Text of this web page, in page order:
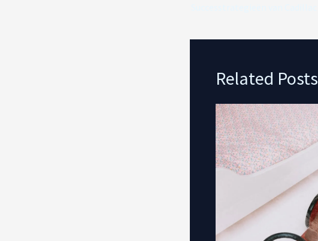
Related Posts